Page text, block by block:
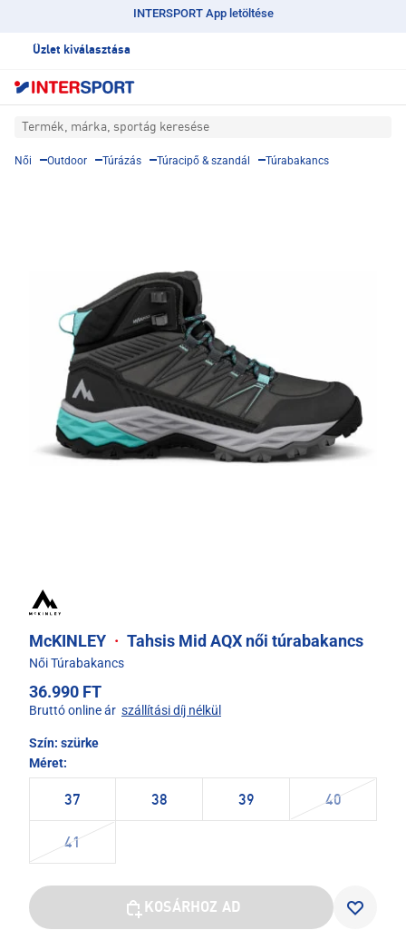
INTERSPORT App letöltése
Üzlet kiválasztása
Termék, márka, sportág keresése
Női Outdoor Túrázás Túracipő & szandál Túrabakancs
McKINLEY · Tahsis Mid AQX női túrabakancs
Női Túrabakancs
36.990 FT
Bruttó online ár szállítási díj nélkül
Szín: szürke
Méret:
37 38 39 40
41
KOSÁRHOZ AD